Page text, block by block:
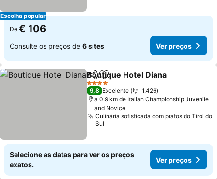
Escolha popular
De € 106
Consulte os preços de 6 sites Ver preços
PartilharAdicionar aos favoritos
Boutique Hotel Diana
4 Estrelas
9,8 Excelente
1.426
a 0.9 km de Italian Championship Juvenile
and Novice
Culinária sofisticada com pratos do Tirol do
Sul
Selecione as datas para ver os preços
exatos.
Ver preços